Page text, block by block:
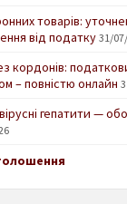
товарів:
від податку 31/
кордонів:
– повністю онлайн
гепатити —